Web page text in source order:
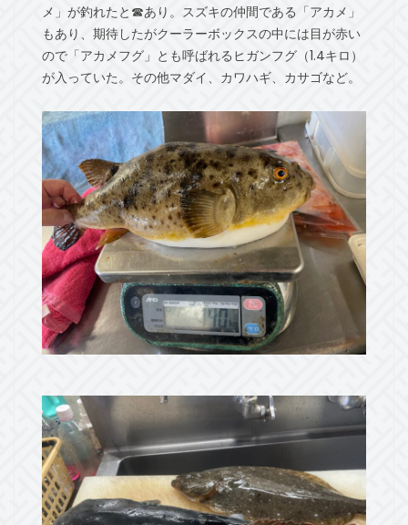
メ」が釣れたと☎あり。スズキの仲間である「アカメ」
もあり、期待したがクーラーボックスの中には目が赤い
ので「アカメフグ」とも呼ばれるヒガンフグ（1.4キロ）
が入っていた。その他マダイ、カワハギ、カサゴなど。